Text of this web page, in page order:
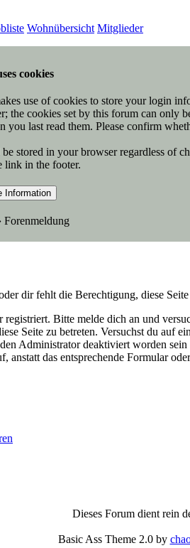
Wohnübersicht Mitglieder
cookies
use of cookies to store your login
the cookies set by this forum can only
you last read them. Please confirm
stored in your browser regardless of
link in the footer.
Forenmeldung
dir fehlt die Berechtigung, diese
Bitte melde dich an und
Seite zu betreten. Versuchst du auf
Administrator deaktiviert worden
anstatt das entsprechende Formular
Dieses Forum dient rein
Basic Ass Theme 2.0 by